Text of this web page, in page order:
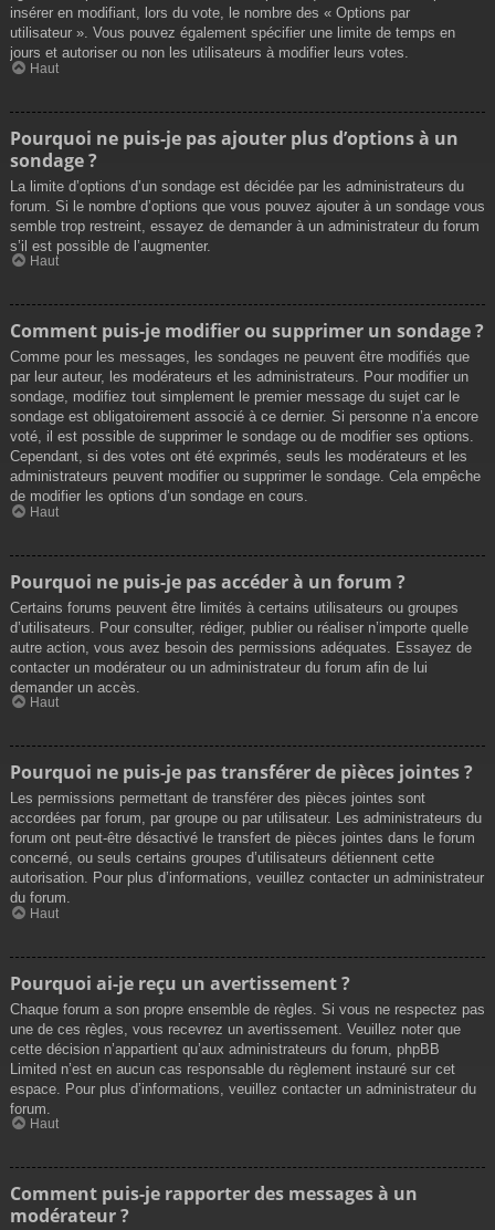
insérer en modifiant, lors du vote, le nombre des « Options par
utilisateur ». Vous pouvez également spécifier une limite de temps en
jours et autoriser ou non les utilisateurs à modifier leurs votes.
Haut
Pourquoi ne puis-je pas ajouter plus d’options à un
sondage ?
La limite d’options d’un sondage est décidée par les administrateurs du
forum. Si le nombre d’options que vous pouvez ajouter à un sondage vous
semble trop restreint, essayez de demander à un administrateur du forum
s’il est possible de l’augmenter.
Haut
Comment puis-je modifier ou supprimer un sondage ?
Comme pour les messages, les sondages ne peuvent être modifiés que
par leur auteur, les modérateurs et les administrateurs. Pour modifier un
sondage, modifiez tout simplement le premier message du sujet car le
sondage est obligatoirement associé à ce dernier. Si personne n’a encore
voté, il est possible de supprimer le sondage ou de modifier ses options.
Cependant, si des votes ont été exprimés, seuls les modérateurs et les
administrateurs peuvent modifier ou supprimer le sondage. Cela empêche
de modifier les options d’un sondage en cours.
Haut
Pourquoi ne puis-je pas accéder à un forum ?
Certains forums peuvent être limités à certains utilisateurs ou groupes
d’utilisateurs. Pour consulter, rédiger, publier ou réaliser n’importe quelle
autre action, vous avez besoin des permissions adéquates. Essayez de
contacter un modérateur ou un administrateur du forum afin de lui
demander un accès.
Haut
Pourquoi ne puis-je pas transférer de pièces jointes ?
Les permissions permettant de transférer des pièces jointes sont
accordées par forum, par groupe ou par utilisateur. Les administrateurs du
forum ont peut-être désactivé le transfert de pièces jointes dans le forum
concerné, ou seuls certains groupes d’utilisateurs détiennent cette
autorisation. Pour plus d’informations, veuillez contacter un administrateur
du forum.
Haut
Pourquoi ai-je reçu un avertissement ?
Chaque forum a son propre ensemble de règles. Si vous ne respectez pas
une de ces règles, vous recevrez un avertissement. Veuillez noter que
cette décision n’appartient qu’aux administrateurs du forum, phpBB
Limited n’est en aucun cas responsable du règlement instauré sur cet
espace. Pour plus d’informations, veuillez contacter un administrateur du
forum.
Haut
Comment puis-je rapporter des messages à un
modérateur ?